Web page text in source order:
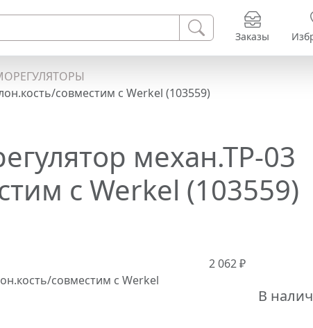
Заказы
совместим с Werkel (103559)
механ.ТР-03
с Werkel (103559)
2 062 ₽
В